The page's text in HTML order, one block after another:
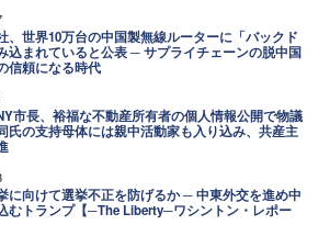
、世界10万台の中国製無線ルーターに「バックド
込まれていると公表 ─ サプライチェーンの脱中国
信頼になる時代
市長、裕福な不動産所有者の個人情報公開で物議
氏の支持母体には親中活動家も入り込み、共産主
に向けて選挙不正を防げるか ─ 中東外交を進め中
むトランプ【─The Liberty─ワシントン・レポー